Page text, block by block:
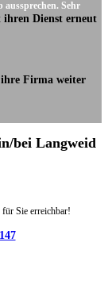
aussprechen. Sehr
Dienst erneut
Firma weiter
bei Langweid
Sie erreichbar!